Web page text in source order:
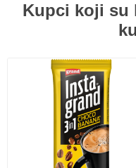
Kupci koji su